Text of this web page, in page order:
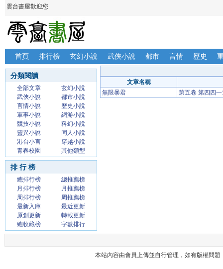
雲台書屋歡迎您
首頁 排行榜 玄幻小說 武俠小說 都市 言情 歷史
分類閱讀
全部文章
玄幻小說
武俠小說
都市小說
言情小說
歷史小說
軍事小說
網游小說
競技小說
科幻小說
靈異小說
同人小說
港台小言
穿越小說
青春校園
其他類型
排 行 榜
總排行榜
總推薦榜
月排行榜
月推薦榜
周排行榜
周推薦榜
最新入庫
最近更新
原創更新
轉載更新
總收藏榜
字數排行
文章名稱
無限暴君
第五卷 第四四
本站內容由會員上傳並自行管理，如有版權問